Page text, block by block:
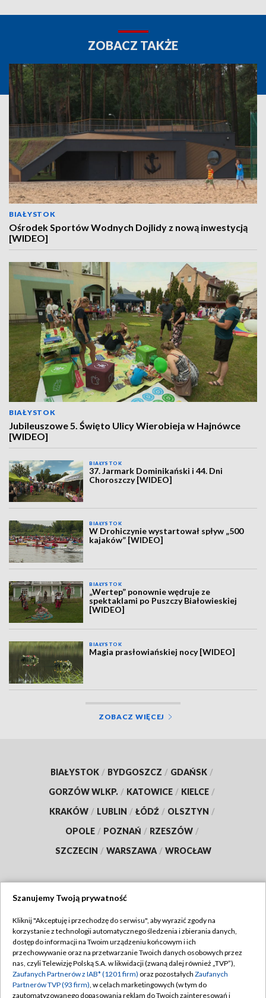
ZOBACZ TAKŻE
BIAŁYSTOK
Ośrodek Sportów Wodnych Dojlidy z nową inwestycją
[WIDEO]
BIAŁYSTOK
Jubileuszowe 5. Święto Ulicy Wierobieja w Hajnówce
[WIDEO]
BIAŁYSTOK
37. Jarmark Dominikański i 44. Dni
Choroszczy [WIDEO]
BIAŁYSTOK
W Drohiczynie wystartował spływ „500
kajaków” [WIDEO]
BIAŁYSTOK
„Wertep” ponownie wędruje ze
spektaklami po Puszczy Białowieskiej
[WIDEO]
BIAŁYSTOK
Magia prasłowiańskiej nocy [WIDEO]
ZOBACZ WIĘCEJ
BIAŁYSTOK / BYDGOSZCZ / GDAŃSK /
GORZÓW WLKP. / KATOWICE / KIELCE /
KRAKÓW / LUBLIN / ŁÓDŹ / OLSZTYN /
OPOLE / POZNAŃ / RZESZÓW /
SZCZECIN / WARSZAWA / WROCŁAW
TVP
Abonament TVP
Emisja w TVP
Centrum informacji TVP
Regulamin TVP
Polityka prywatności
Moje zgody
Szanujemy Twoją prywatność
Kliknij "Akceptuję i przechodzę do serwisu", aby wyrazić zgody na
korzystanie z technologii automatycznego śledzenia i zbierania danych,
dostęp do informacji na Twoim urządzeniu końcowym i ich
przechowywanie oraz na przetwarzanie Twoich danych osobowych przez
nas, czyli Telewizję Polską S.A. w likwidacji (zwaną dalej również „TVP”),
Zaufanych Partnerów z IAB* (1201 firm) oraz pozostałych Zaufanych
Partnerów TVP (93 firm), w celach marketingowych (w tym do
zautomatyzowanego dopasowania reklam do Twoich zainteresowań i